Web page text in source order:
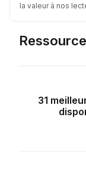
la valeur à nos
31